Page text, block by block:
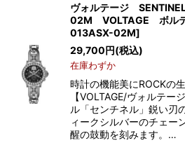
ヴォルテージ
02M VOLTAGE ボルテ
013ASX-02M]
29,700円(税込)
在庫わずか
時計の機能美にROCKの
【VOLTAGE/ヴォルテー
ル「センチネル」鋭い刃
ィークシルバーのチェー
醒の鼓動を刻みます。…